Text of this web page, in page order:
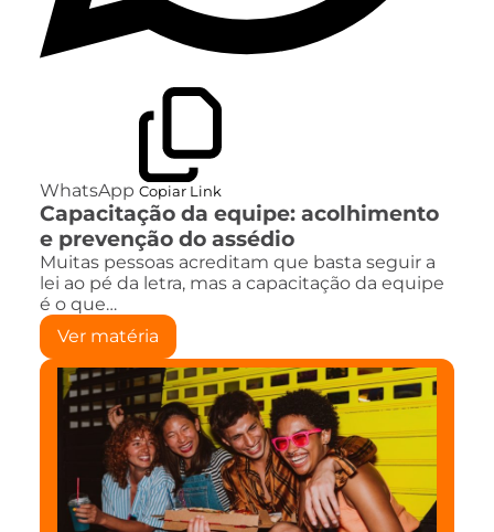
WhatsApp Copiar Link
Capacitação da equipe: acolhimento
e prevenção do assédio
Muitas pessoas acreditam que basta seguir a
lei ao pé da letra, mas a capacitação da equipe
é o que…
Ver matéria